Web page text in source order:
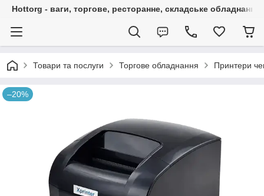
Hottorg - ваги, торгове, ресторанне, складське обладнання
Товари та послуги Торгове обладнання Принтери
–20%